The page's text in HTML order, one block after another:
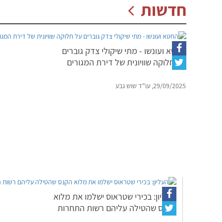
חדשות
החטא ועונשו - מתי שיקולי צדק גוברים
על חלוקה שוויונית של דירת המגורים
29/09/2025, עו"ד שוש גבע
העליון: בכירי שטראוס ישלמו את מלוא
הקנס שהטילה עליהם רשות התחרות